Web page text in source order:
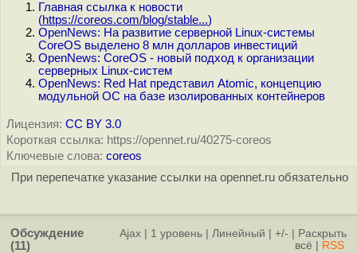
Главная ссылка к новости
(https://coreos.com/blog/stable...)
OpenNews: На развитие серверной Linux-системы
CoreOS выделено 8 млн долларов инвестиций
OpenNews: CoreOS - новый подход к организации
серверных Linux-систем
OpenNews: Red Hat представил Atomic, концепцию
модульной ОС на базе изолированных контейнеров
Лицензия: CC BY 3.0
Короткая ссылка: https://opennet.ru/40275-coreos
Ключевые слова: coreos
При перепечатке указание ссылки на opennet.ru обязательно
Обсуждение
(11)
Ajax 1 уровень Линейный +/-
Раскрыть
всё
RSS